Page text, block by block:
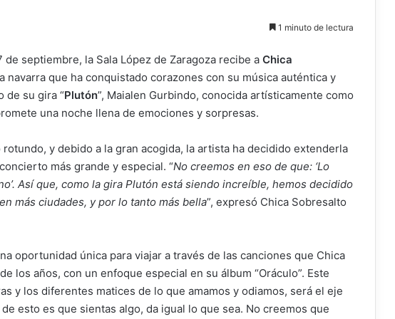
1 minuto de lectura
septiembre, la Sala López de Zaragoza recibe a Chica
navarra que ha conquistado corazones con su música auténtica y
de su gira “Plutón”, Maialen Gurbindo, conocida artísticamente como
una noche llena de emociones y sorpresas.
rotundo, y debido a la gran acogida, la artista ha decidido extenderla
más grande y especial. “No creemos en eso de que: ‘Lo
Así que, como la gira Plutón está siendo increíble, hemos decidido
más ciudades, y por lo tanto más bella”, expresó Chica Sobresalto
oportunidad única para viajar a través de las canciones que Chica
los años, con un enfoque especial en su álbum “Oráculo”. Este
y los diferentes matices de lo que amamos y odiamos, será el eje
esto es que sientas algo, da igual lo que sea. No creemos que